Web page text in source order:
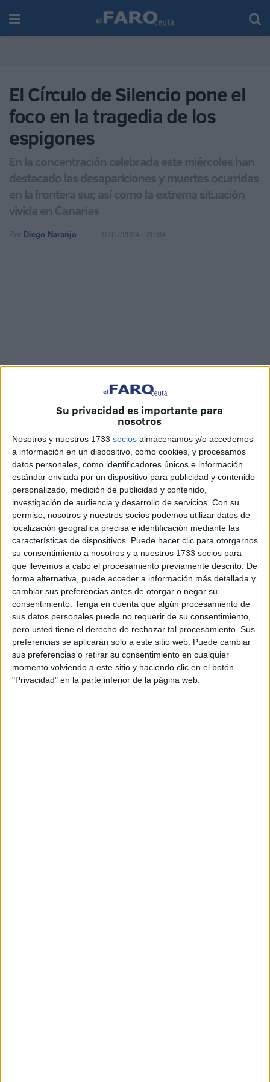
Su privacidad es importante para
nosotros
Nosotros y nuestros 1733 socios almacenamos y/o accedemos
a información en un dispositivo, como cookies, y procesamos
datos personales, como identificadores únicos e información
estándar enviada por un dispositivo para publicidad y contenido
personalizado, medición de publicidad y contenido,
investigación de audiencia y desarrollo de servicios. Con su
permiso, nosotros y nuestros socios podemos utilizar datos de
localización geográfica precisa e identificación mediante las
características de dispositivos. Puede hacer clic para otorgarnos
su consentimiento a nosotros y a nuestros 1733 socios para
que llevemos a cabo el procesamiento previamente descrito. De
forma alternativa, puede acceder a información más detallada y
cambiar sus preferencias antes de otorgar o negar su
consentimiento. Tenga en cuenta que algún procesamiento de
sus datos personales puede no requerir de su consentimiento,
pero usted tiene el derecho de rechazar tal procesamiento. Sus
preferencias se aplicarán solo a este sitio web. Puede cambiar
sus preferencias o retirar su consentimiento en cualquier
momento volviendo a este sitio y haciendo clic en el botón
"Privacidad" en la parte inferior de la página web.
El Círculo de Silencio pone el
foco en la tragedia de los
espigones
En la concentración celebrada este miércoles han
destacado las desapariciones y muertes ocurridas
en la frontera sur, así como la extrema situación
vivida en Canarias
Por Diego Naranjo 10/07/2024 - 20:34
ElCírculo de Silencio se ha reunido este miércoles en la
plaza de la Constitución para denunciar la situación de
injusticia que viven losinmigrantesy refugiados tanto en
Ceuta como en otros puntos del país.
Junto a los presentes se han unido un grupo de scouts de
Portugalete.
Así, han puesto el foco en losjóvenes que se echan al
mar para intentar su pase a nadobienbordeando el
espigón o saltando la valla . Son muchos los que
desaparecen o mueren. En el caso de que sean
interceptados son devueltos aMarruecos.
“Denunciamos que las personas que migran tengan que